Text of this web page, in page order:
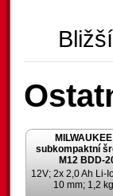
subkompaktní
M12 BDD-
12V; 2x 2,0 Ah Li-
10 mm; 1,2